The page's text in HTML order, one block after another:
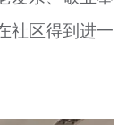
社区得到进一